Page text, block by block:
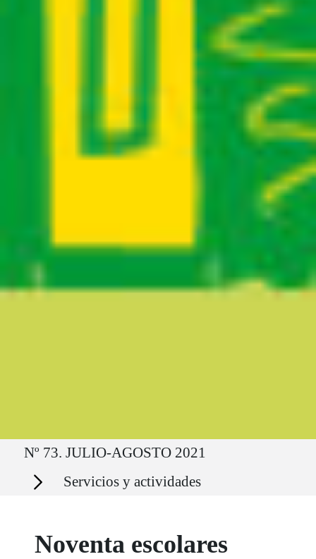
Ruta del sitio
Nº 73. JULIO-AGOSTO 2021
Secciones Servicios y actividades
Noventa escolares